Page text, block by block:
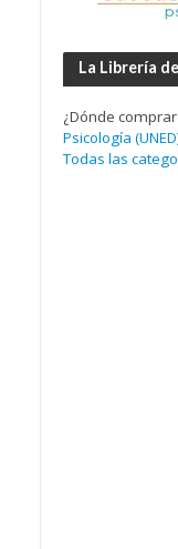
La Librería
¿Dónde
Psicología
Todas las